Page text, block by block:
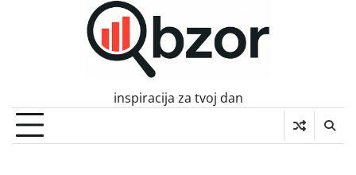
inspiracija za tvoj dan